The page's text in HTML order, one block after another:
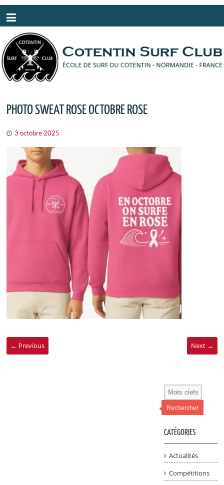
PHOTO SWEAT ROSE OCTOBRE ROSE
3 octobre 2025
← Previous Next →
Rechercher
CATÉGORIES
Actualités
Compétitions
Panneau de gestion des cookies